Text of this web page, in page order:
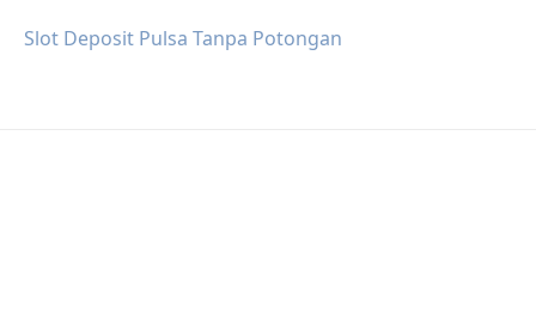
Slot Deposit Pulsa Tanpa Potongan